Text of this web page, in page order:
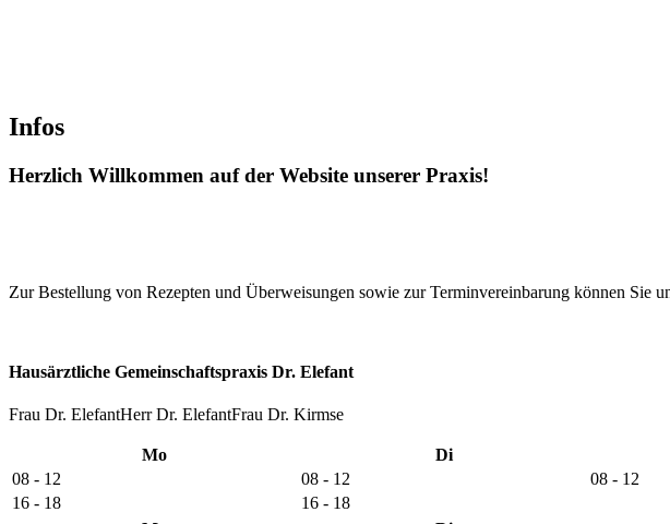
Infos
Herzlich Willkommen auf der Website unserer Praxis!
Zur Bestellung von Rezepten und Überweisungen sowie zur Terminvereinbarung können Sie
Hausärztliche Gemeinschaftspraxis Dr. Elefant
Frau Dr. ElefantHerr Dr. ElefantFrau Dr. Kirmse
Mo Di
08 - 12
08 - 12 08 - 12
16 - 18
16 - 18